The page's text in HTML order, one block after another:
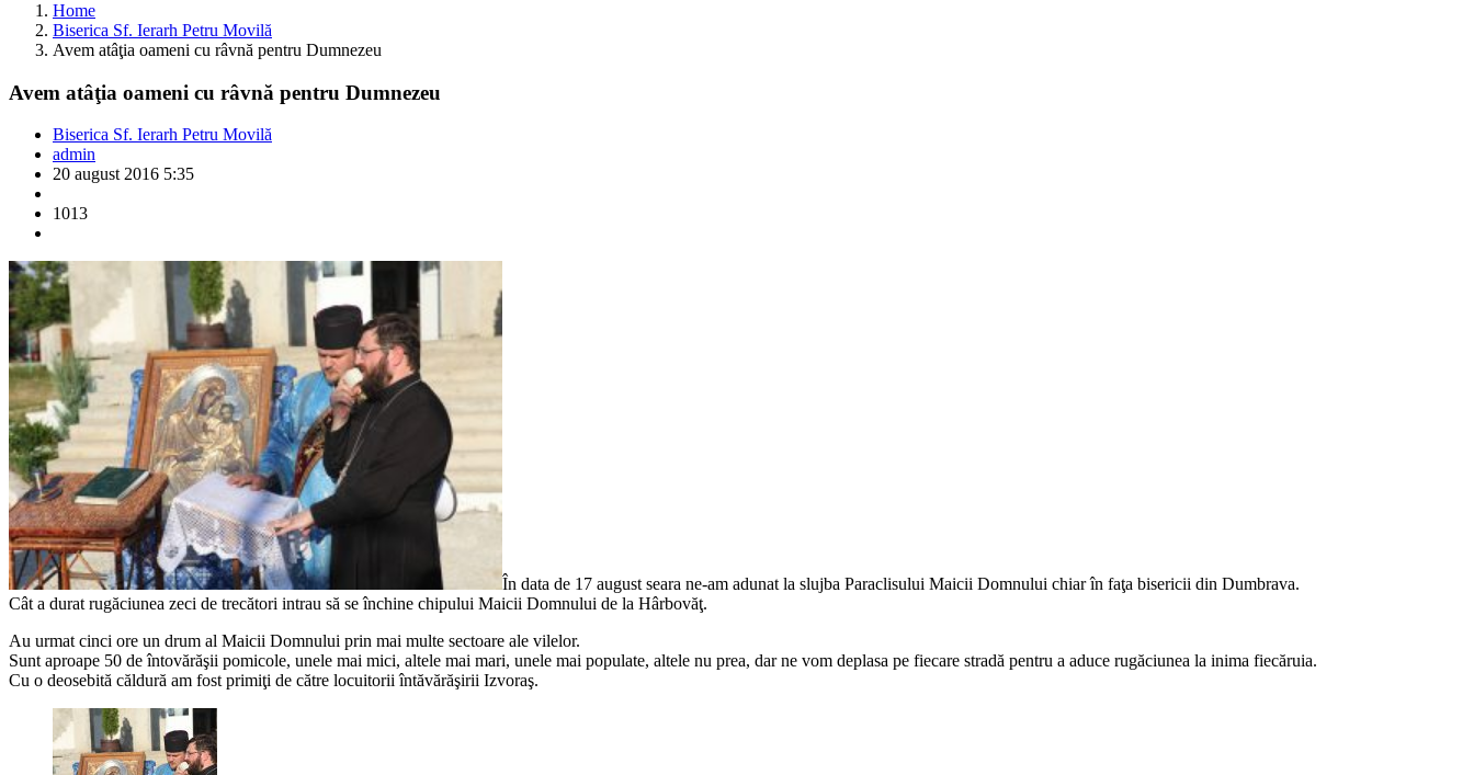
Home
Biserica Sf. Ierarh Petru Movilă
Avem atâţia oameni cu râvnă pentru Dumnezeu
Avem atâţia oameni cu râvnă pentru Dumnezeu
Biserica Sf. Ierarh Petru Movilă
admin
20 august 2016 5:35
1013
În data de 17 august seara ne-am adunat la slujba Paraclisului Maicii Domnului chiar în faţa bisericii din Dumbrava.
Cât a durat rugăciunea zeci de trecători intrau să se închine chipului Maicii Domnului de la Hârbovăţ.
Au urmat cinci ore un drum al Maicii Domnului prin mai multe sectoare ale vilelor.
Sunt aproape 50 de întovărăşii pomicole, unele mai mici, altele mai mari, unele mai populate, altele nu prea, dar ne vom deplasa pe fiecare stradă pentru a aduce rugăciunea la inima fiecăruia.
Cu o deosebită căldură am fost primiţi de către locuitorii întăvărăşirii Izvoraş.